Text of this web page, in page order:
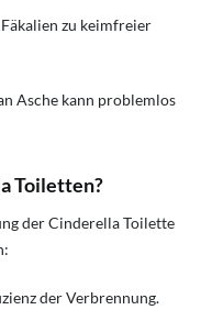
zu keimfreier
Asche kann problemlos
Toiletten?
der Cinderella Toilette
der Verbrennung.